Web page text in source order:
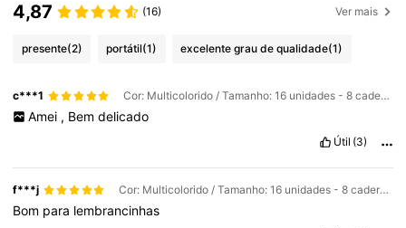
4,87 (16) Ver mais
presente(2) portátil(1) excelente grau de qualidade(1)
c***1 Cor: Multicolorido / Tamanho: 16 unidades - 8 cadernos + 8 canetas
Amei , Bem delicado
Útil (3)
f***j Cor: Multicolorido / Tamanho: 16 unidades - 8 cadernos + 8 canetas
Bom para lembrancinhas